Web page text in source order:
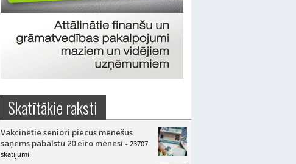
Skatītākie raksti
Vakcinētie seniori piecus mēnešus
saņems pabalstu 20 eiro mēnesī - 23707
skatījumi